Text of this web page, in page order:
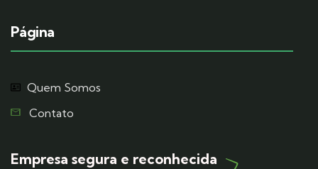
Página
Quem Somos
Contato
Empresa segura e reconhecida